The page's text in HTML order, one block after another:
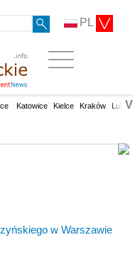
PL
Katowice Kielce Kraków Lublin
V
w Warszawie